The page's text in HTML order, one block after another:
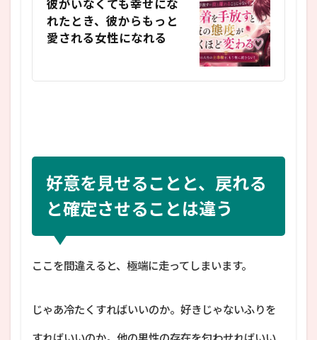
彼がいなくても幸せにな
れたとき、彼からもっと
愛される女性になれる
好意を見せることと、戻れる
と確定させることは違う
ここを間違えると、極端に走ってしまいます。
じゃあ冷たくすればいいのか。好きじゃないふりを